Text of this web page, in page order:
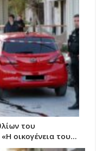
του
οικογένεια του…